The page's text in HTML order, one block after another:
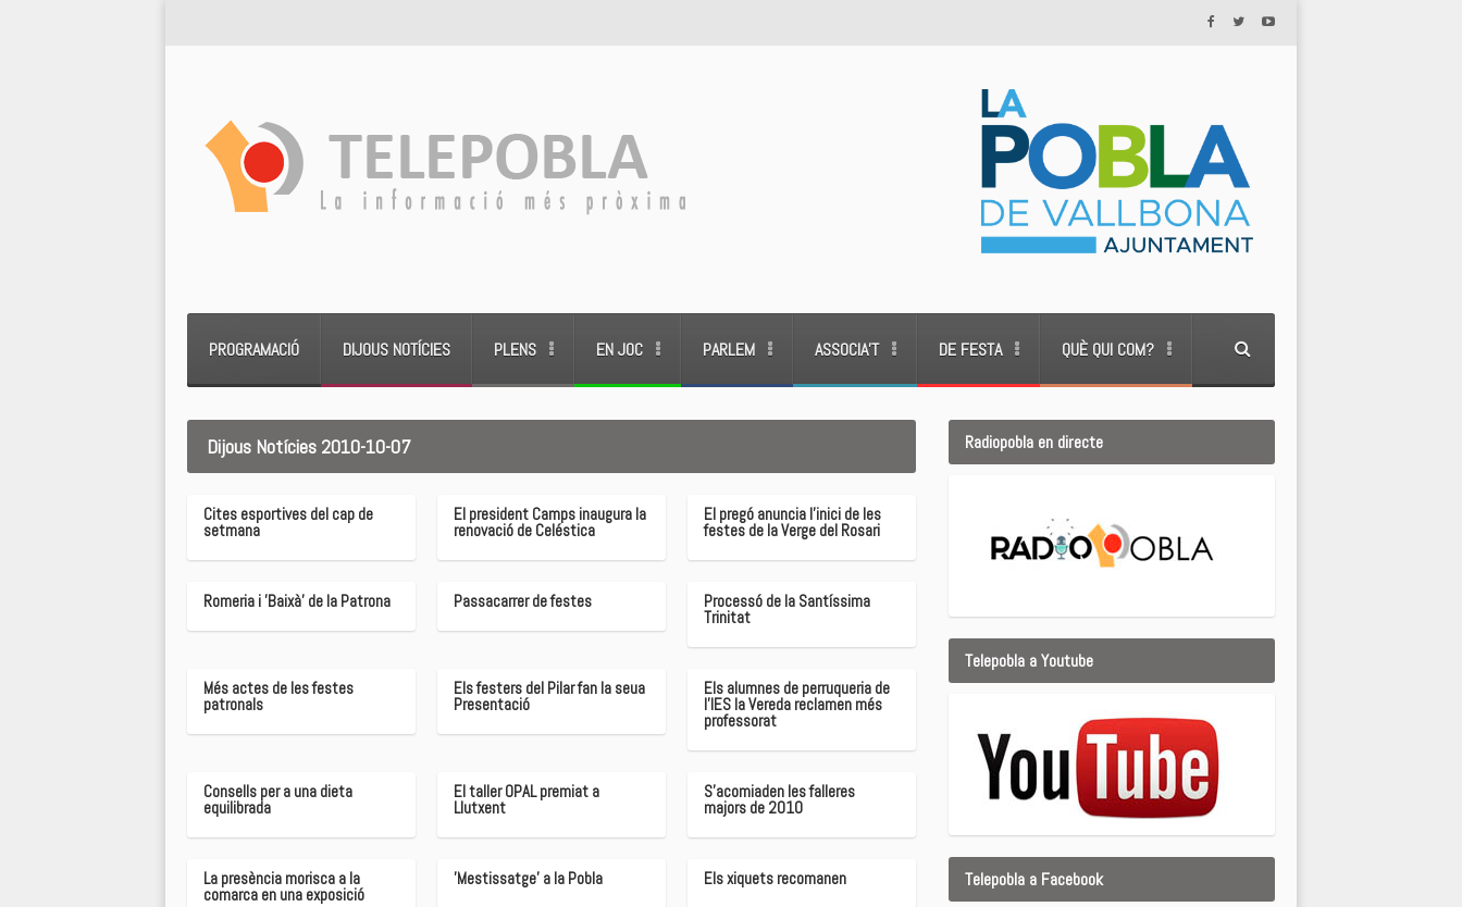
PROGRAMACIÓ DIJOUS NOTÍCIES PLENS EN JOC PARLEM ASSOCIA’T DE FESTA QUÈ QUI COM?
Dijous Notícies 2010-10-07
Cites esportives del cap de
setmana
El president Camps inaugura la
renovació de Celéstica
El pregó anuncia l'inici de les
festes de la Verge del Rosari
Romeria i 'Baixà' de la Patrona Passacarrer de festes Processó de la Santíssima
Trinitat
Més actes de les festes
patronals
Els festers del Pilar fan la seua
Presentació
Els alumnes de perruqueria de
l'IES la Vereda reclamen més
professorat
Consells per a una dieta
equilibrada
El taller OPAL premiat a
Llutxent
S'acomiaden les falleres
majors de 2010
La presència morisca a la
comarca en una exposició
'Mestissatge' a la Pobla Els xiquets recomanen
Radiopobla en directe
Telepobla a Youtube
Telepobla a Facebook